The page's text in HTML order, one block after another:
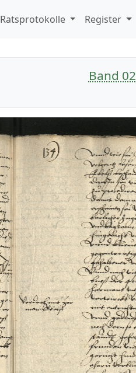
Ratsprotokolle Register
Band 02